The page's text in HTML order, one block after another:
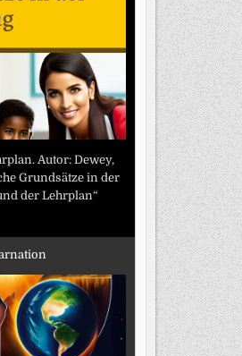
Autor: Dewey,
Grundsätze in der
der Lehrplan“